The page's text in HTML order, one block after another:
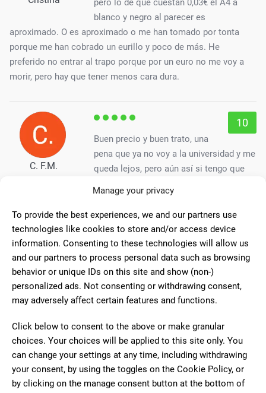
Manage your privacy
To provide the best experiences, we and our partners use
technologies like cookies to store and/or access device
information. Consenting to these technologies will allow us
and our partners to process personal data such as browsing
behavior or unique IDs on this site and show (non-)
personalized ads. Not consenting or withdrawing consent,
may adversely affect certain features and functions.
Click below to consent to the above or make granular
choices. Your choices will be applied to this site only. You
can change your settings at any time, including withdrawing
your consent, by using the toggles on the Cookie Policy, or
by clicking on the manage consent button at the bottom of
pero lo de que cuestan 0,03€ el A4 a
blanco y negro al parecer es
aproximado. O es aproximado o me han tomado por tonta
porque me han cobrado un eurillo y poco de más. He
preferido no entrar al trapo porque por un euro no me voy a
morir, pero hay que tener menos cara dura.
C. F.M.
10
Buen precio y buen trato, una
pena que ya no voy a la universidad y me
queda lejos, pero aún así si tengo que
Encima es que el tío no puede ser más majo.
Diego
10
Nada más entrar a la tienda, fui
muy bien recibido por el personal y el
trato 10/10, muy maja la chica que me
atendió. Si necesitáis imprimir algo, no
10
Jaime es un chico muy amable y